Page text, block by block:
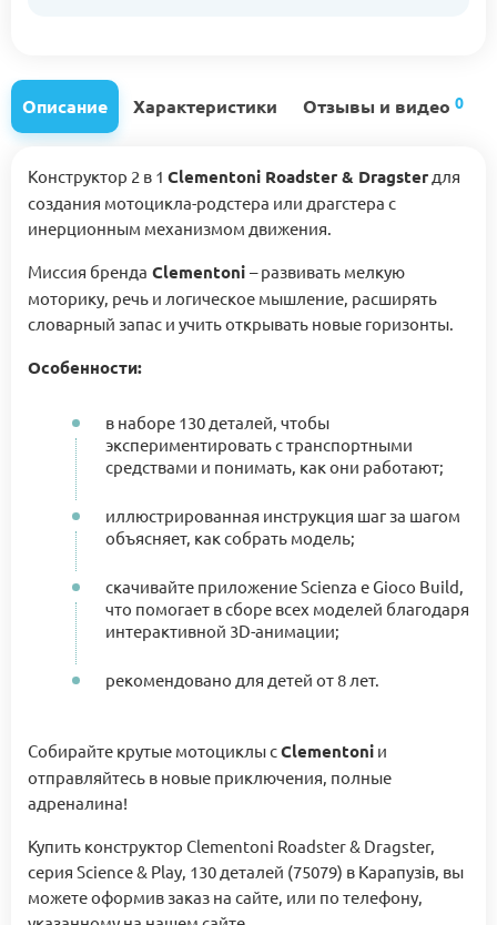
Описание Характеристики Отзывы и видео 0
Конструктор 2 в 1 Clementoni Roadster & Dragster для
создания мотоцикла-родстера или драгстера с
инерционным механизмом движения.
Миссия бренда Clementoni – развивать мелкую
моторику, речь и логическое мышление, расширять
словарный запас и учить открывать новые горизонты.
Особенности:
в наборе 130 деталей, чтобы
экспериментировать с транспортными
средствами и понимать, как они работают;
иллюстрированная инструкция шаг за шагом
объясняет, как собрать модель;
скачивайте приложение Scienza e Gioco Build,
что помогает в сборе всех моделей благодаря
интерактивной 3D-анимации;
рекомендовано для детей от 8 лет.
Собирайте крутые мотоциклы сClementoni и
отправляйтесь в новые приключения, полные
адреналина!
Купить конструктор Clementoni Roadster & Dragster,
серия Science & Play, 130 деталей (75079) в Карапузів, вы
можете оформив заказ на сайте, или по телефону,